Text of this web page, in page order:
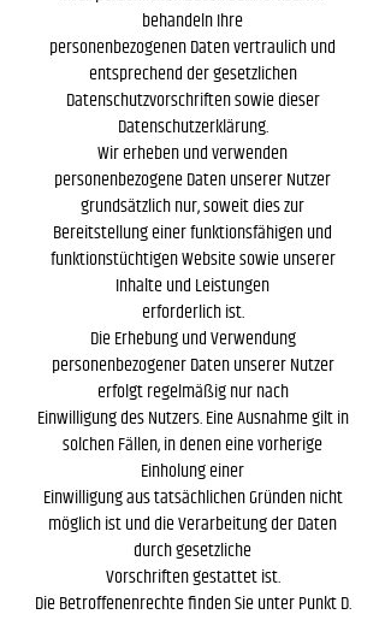
behandeln Ihre
personenbezogenen Daten vertraulich und
entsprechend der gesetzlichen
Datenschutzvorschriften sowie dieser
Datenschutzerklärung.
Wir erheben und verwenden
personenbezogene Daten unserer Nutzer
grundsätzlich nur, soweit dies zur
Bereitstellung einer funktionsfähigen und
funktionstüchtigen Website sowie unserer
Inhalte und Leistungen
erforderlich ist.
Die Erhebung und Verwendung
personenbezogener Daten unserer Nutzer
erfolgt regelmäßig nur nach
Einwilligung des Nutzers. Eine Ausnahme gilt in
solchen Fällen, in denen eine vorherige
Einholung einer
Einwilligung aus tatsächlichen Gründen nicht
möglich ist und die Verarbeitung der Daten
durch gesetzliche
Vorschriften gestattet ist.
Die Betroffenenrechte finden Sie unter Punkt D.